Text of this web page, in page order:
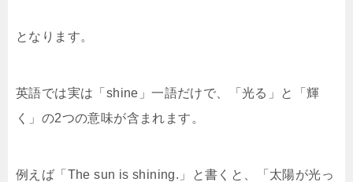
となります。
英語では実は「shine」一語だけで、「光る」と「輝
く」の2つの意味が含まれます。
例えば「The sun is shining.」と書くと、「太陽が光っ